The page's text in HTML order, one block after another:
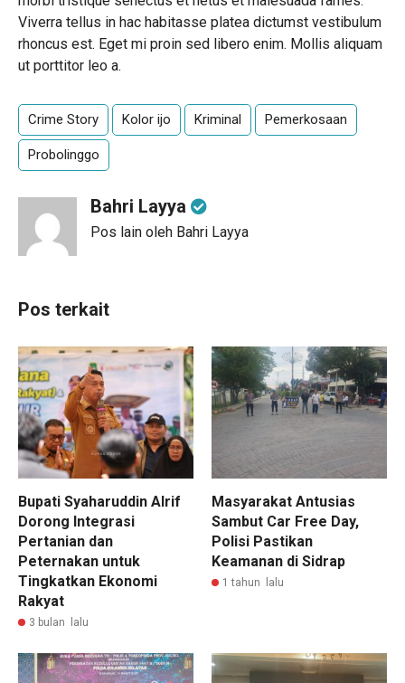
Viverra tellus in hac habitasse platea dictumst vestibulum
rhoncus est. Eget mi proin sed libero enim. Mollis aliquam
ut porttitor leo a.
Crime Story Kolor ijo Kriminal Pemerkosaan
Probolinggo
Bahri Layya
Pos lain oleh Bahri Layya
Pos terkait
Bupati Syaharuddin Alrif
Dorong Integrasi
Pertanian dan
Peternakan untuk
Tingkatkan Ekonomi
Rakyat
3 bulan lalu
Masyarakat Antusias
Sambut Car Free Day,
Polisi Pastikan
Keamanan di Sidrap
1 tahun lalu